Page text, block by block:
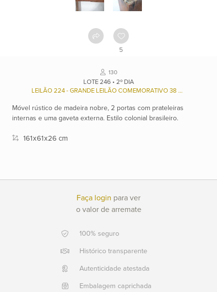
Como
funciona
Contato
catálogo
Leilões
Qualificações
Ajuda?
+55
21
2553
+55
5
130
LOTE 246 • 2º DIA
LEILÃO 224 - GRANDE LEILÃO COMEMORATIVO 38 ANOS ALPHAVILLE
Móvel rústico de madeira nobre, 2 portas com prateleiras
internas e uma gaveta externa. Estilo colonial brasileiro.
161x61x26 cm
Faça login para ver
o valor de arremate
100% seguro
Histórico transparente
Autenticidade atestada
Embalagem caprichada